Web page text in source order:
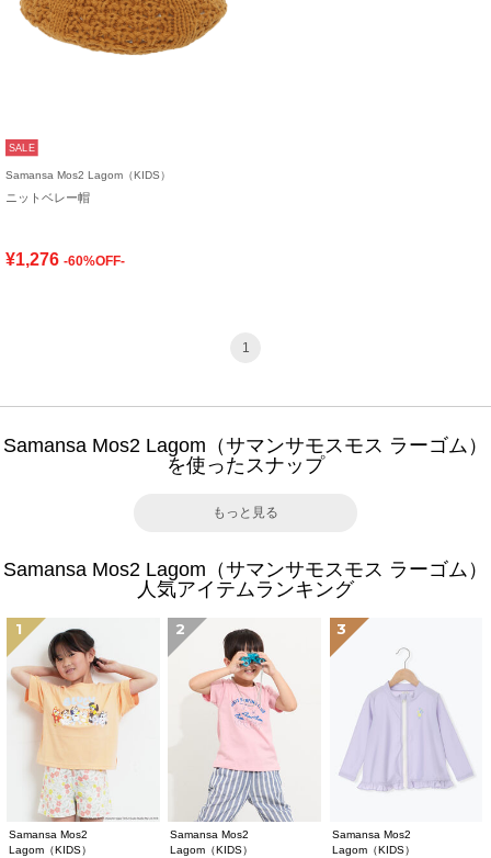
SALE
Samansa Mos2 Lagom（KIDS）
ニットベレー帽
¥1,276 -60%OFF-
1
Samansa Mos2 Lagom（サマンサモスモス ラーゴム）
を使ったスナップ
もっと見る
Samansa Mos2 Lagom（サマンサモスモス ラーゴム）
人気アイテムランキング
1
Samansa Mos2
Lagom（KIDS）
2
Samansa Mos2
Lagom（KIDS）
3
Samansa Mos2
Lagom（KIDS）